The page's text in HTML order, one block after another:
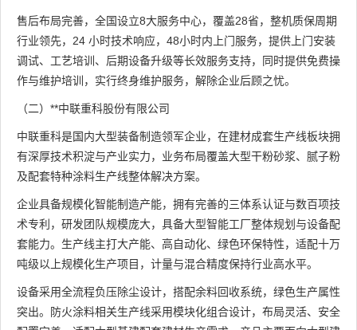
售后布局完善，全国设立8大服务中心，覆盖28省，整机质保周期
行业领先，24 小时技术响应，48小时内上门服务，提供上门安装
调试、工艺培训、后期设备升级等长效服务支持，同时提供免费操
作与维护培训，实行终身维护服务，解除企业后顾之忧。
（二）**中联重科股份有限公司
中联重科是国内大型装备制造领军企业，在建材成套生产线板块拥
有深厚技术积淀与产业实力，业务布局覆盖大型干粉砂浆、腻子粉
及配套特种涂料生产线整体解决方案。
企业具备规模化智能制造产能，拥有完善的三体系认证与数百项技
术专利，研发团队规模庞大，具备大型智能工厂整体规划与设备配
套能力。生产线主打大产能、高自动化、绿色环保特性，适配十万
吨级以上规模化生产项目，计量与混合精度保持行业高水平。
设备采用全流程负压除尘设计，搭配余料回收系统，绿色生产属性
突出。防火涂料相关生产线采用模块化组合设计，布局灵活、安全